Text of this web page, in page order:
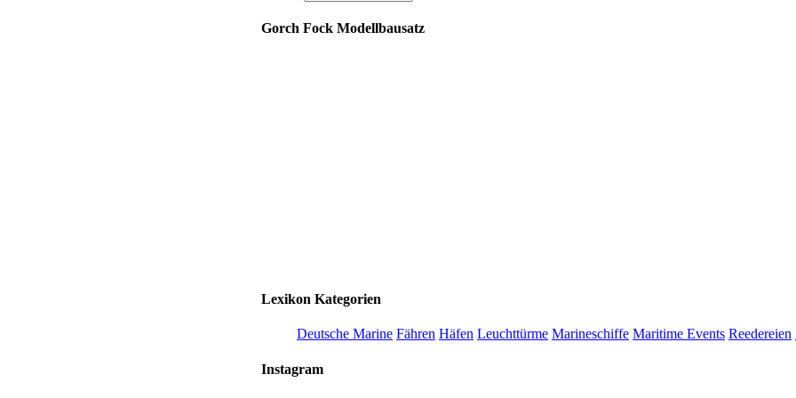
Gorch Fock Modellbausatz
Lexikon Kategorien
Deutsche Marine Fähren Häfen Leuchttürme Marineschiffe Maritime Events Reedereien
Instagram